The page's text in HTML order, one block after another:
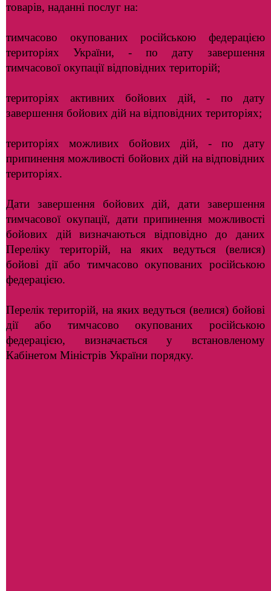
товарів, наданні послуг на:
тимчасово окупованих російською федерацією
територіях України, - по дату завершення
тимчасової окупації відповідних територій;
територіях активних бойових дій, - по дату
завершення бойових дій на відповідних територіях;
територіях можливих бойових дій, - по дату
припинення можливості бойових дій на відповідних
територіях.
Дати завершення бойових дій, дати завершення
тимчасової окупації, дати припинення можливості
бойових дій визначаються відповідно до даних
Переліку територій, на яких ведуться (велися)
бойові дії або тимчасово окупованих російською
федерацією.
Перелік територій, на яких ведуться (велися) бойові
дії або тимчасово окупованих російською
федерацією, визначається у встановленому
Кабінетом Міністрів України порядку.